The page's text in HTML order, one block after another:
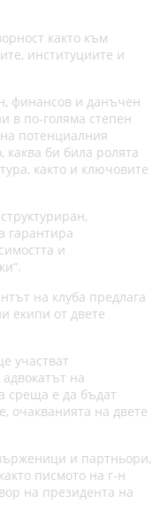
както към
институциите и
финансов и данъчен
в по-голяма степен
потенциалния
каква би била ролята
както и ключовите
гарантира
и
на клуба предлага
екипи от двете
участват
на
среща е да бъдат
очакванията на двете
и партньори,
писмото на г-н
на президента на